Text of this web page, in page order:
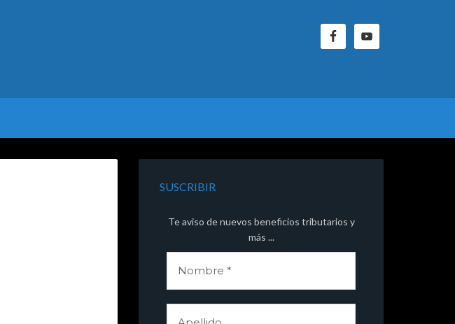
SUSCRIBIR
Te aviso de nuevos beneficios tributarios y
más ...